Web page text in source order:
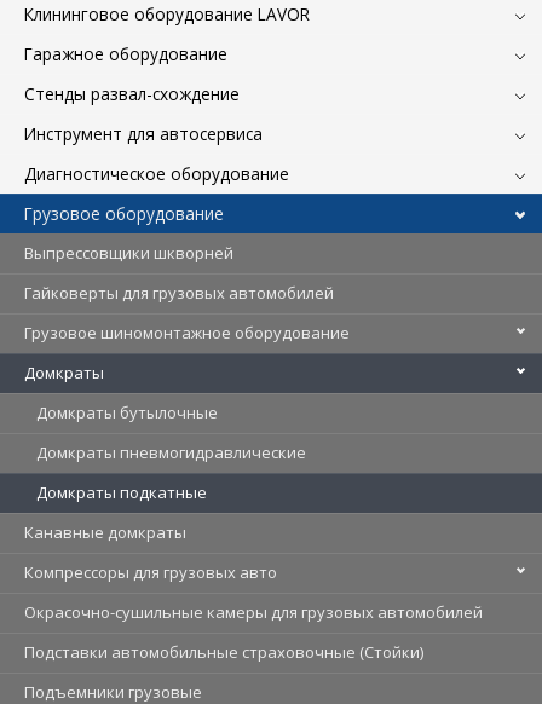
Клининговое оборудование LAVOR
Гаражное оборудование
Стенды развал-схождение
Инструмент для автосервиса
Диагностическое оборудование
Грузовое оборудование
Выпрессовщики шкворней
Гайковерты для грузовых автомобилей
Грузовое шиномонтажное оборудование
Домкраты
Домкраты бутылочные
Домкраты пневмогидравлические
Домкраты подкатные
Канавные домкраты
Компрессоры для грузовых авто
Окрасочно-сушильные камеры для грузовых автомобилей
Подставки автомобильные страховочные (Стойки)
Подъемники грузовые